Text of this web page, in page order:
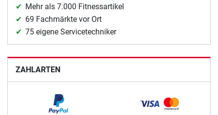
Mehr als 7.000 Fitnessartikel
69 Fachmärkte vor Ort
75 eigene Servicetechniker
ZAHLARTEN